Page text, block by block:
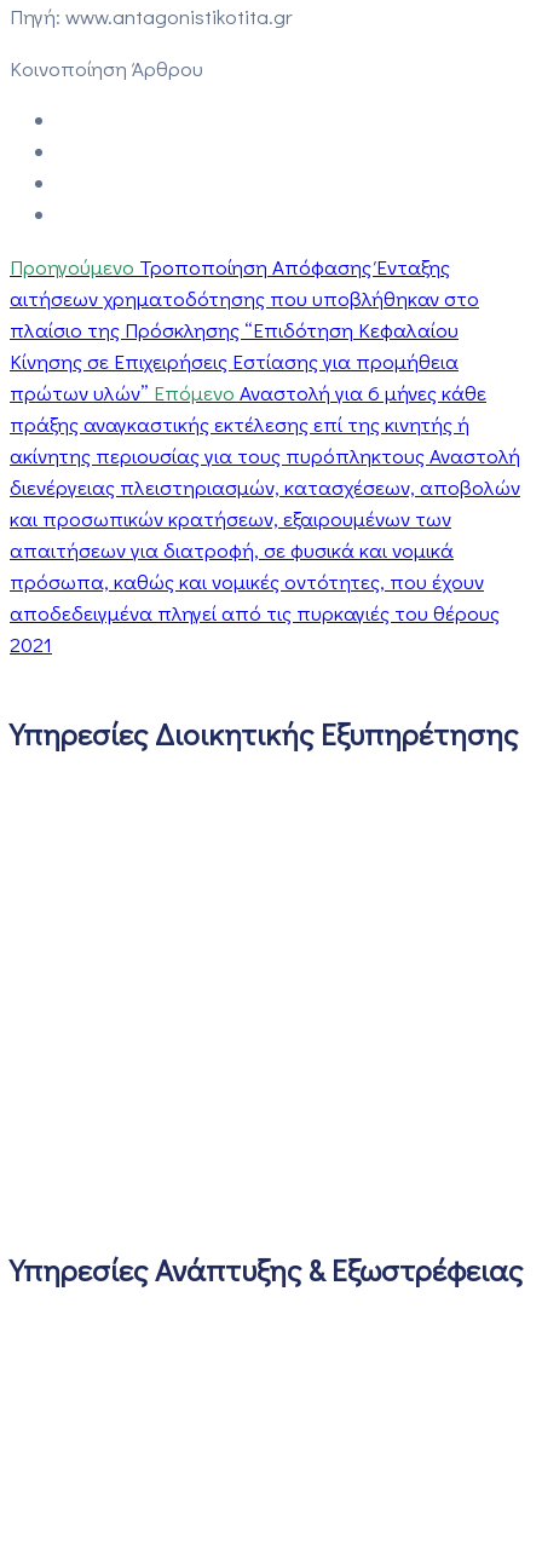
Πηγή: www.antagonistikotita.gr
Κοινοποίηση Άρθρου
Προηγούμενο Τροποποίηση Απόφασης Ένταξης
αιτήσεων χρηματοδότησης που υποβλήθηκαν στο
πλαίσιο της Πρόσκλησης “Επιδότηση Κεφαλαίου
Κίνησης σε Επιχειρήσεις Εστίασης για προμήθεια
πρώτων υλών” Επόμενο Αναστολή για 6 μήνες κάθε
πράξης αναγκαστικής εκτέλεσης επί της κινητής ή
ακίνητης περιουσίας για τους πυρόπληκτους Αναστολή
διενέργειας πλειστηριασμών, κατασχέσεων, αποβολών
και προσωπικών κρατήσεων, εξαιρουμένων των
απαιτήσεων για διατροφή, σε φυσικά και νομικά
πρόσωπα, καθώς και νομικές οντότητες, που έχουν
αποδεδειγμένα πληγεί από τις πυρκαγιές του θέρους
2021
Υπηρεσίες Διοικητικής Εξυπηρέτησης
Υπηρεσίες Ανάπτυξης & Εξωστρέφειας